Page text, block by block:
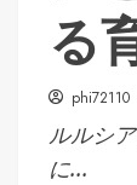
る
phi72110
ルルシ
に...